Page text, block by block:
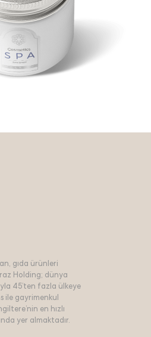
gıda ürünleri
Holding; dünya
45’ten fazla ülkeye
ile gayrimenkul
en hızlı
yer almaktadır.